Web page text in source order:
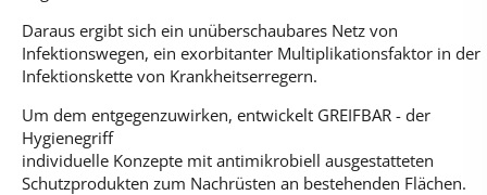
Daraus ergibt sich ein unüberschaubares Netz von
Infektionswegen, ein exorbitanter Multiplikationsfaktor in der
Infektionskette von Krankheitserregern.
Um dem entgegenzuwirken, entwickelt GREIFBAR - der
Hygienegriff
individuelle Konzepte mit antimikrobiell ausgestatteten
Schutzprodukten zum Nachrüsten an bestehenden Flächen.